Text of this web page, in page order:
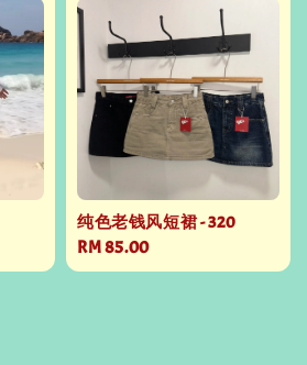
纯色老钱风短裙 - 320
Regular
price
RM 85.00